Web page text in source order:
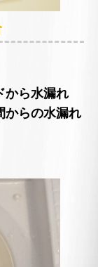
から水漏れ
からの水漏れ